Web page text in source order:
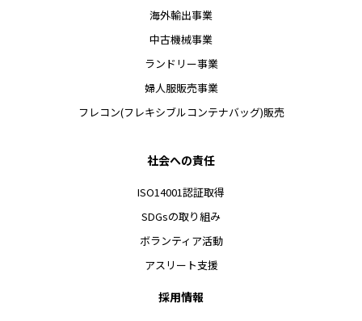
海外輸出事業
中古機械事業
ランドリー事業
婦人服販売事業
フレコン(フレキシブルコンテナバッグ)販売
社会への責任
ISO14001認証取得
SDGsの取り組み
ボランティア活動
アスリート支援
採用情報